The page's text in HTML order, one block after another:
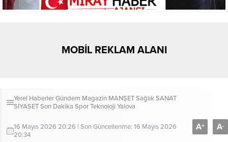
MOBİL REKLAM ALANI
Yerel HaberlerGündem Magazin MANŞETSağlıkSANAT
SİYASETSon Dakika SporTeknoloji Yalova
16 Mayıs 2026 20:26 | Son Güncellenme: 16 Mayıs 2026
20:34
A+ A-